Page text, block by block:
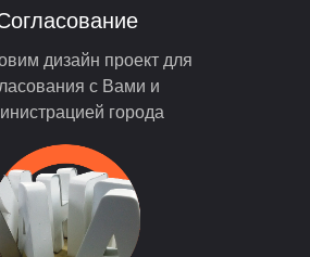
дизайн проект для
с Вами и
города